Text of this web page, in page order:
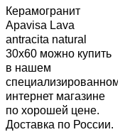
Керамогранит
Apavisa Lava
antracita natural
30x60 можно купить
в нашем
специализированном
интернет магазине
по хорошей цене.
Доставка по России.